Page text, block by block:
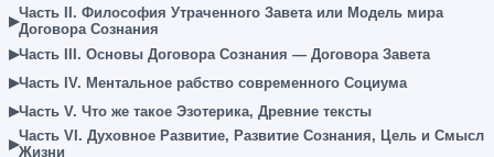
▸Часть II. Философия Утраченного Завета или Модель мира
Договора Сознания
▸Часть III. Основы Договора Сознания — Договора Завета
▸Часть IV. Ментальное рабство современного Социума
▸Часть V. Что же такое Эзотерика, Древние тексты
▸Часть VI. Духовное Развитие, Развитие Сознания, Цель и Смысл
Жизни